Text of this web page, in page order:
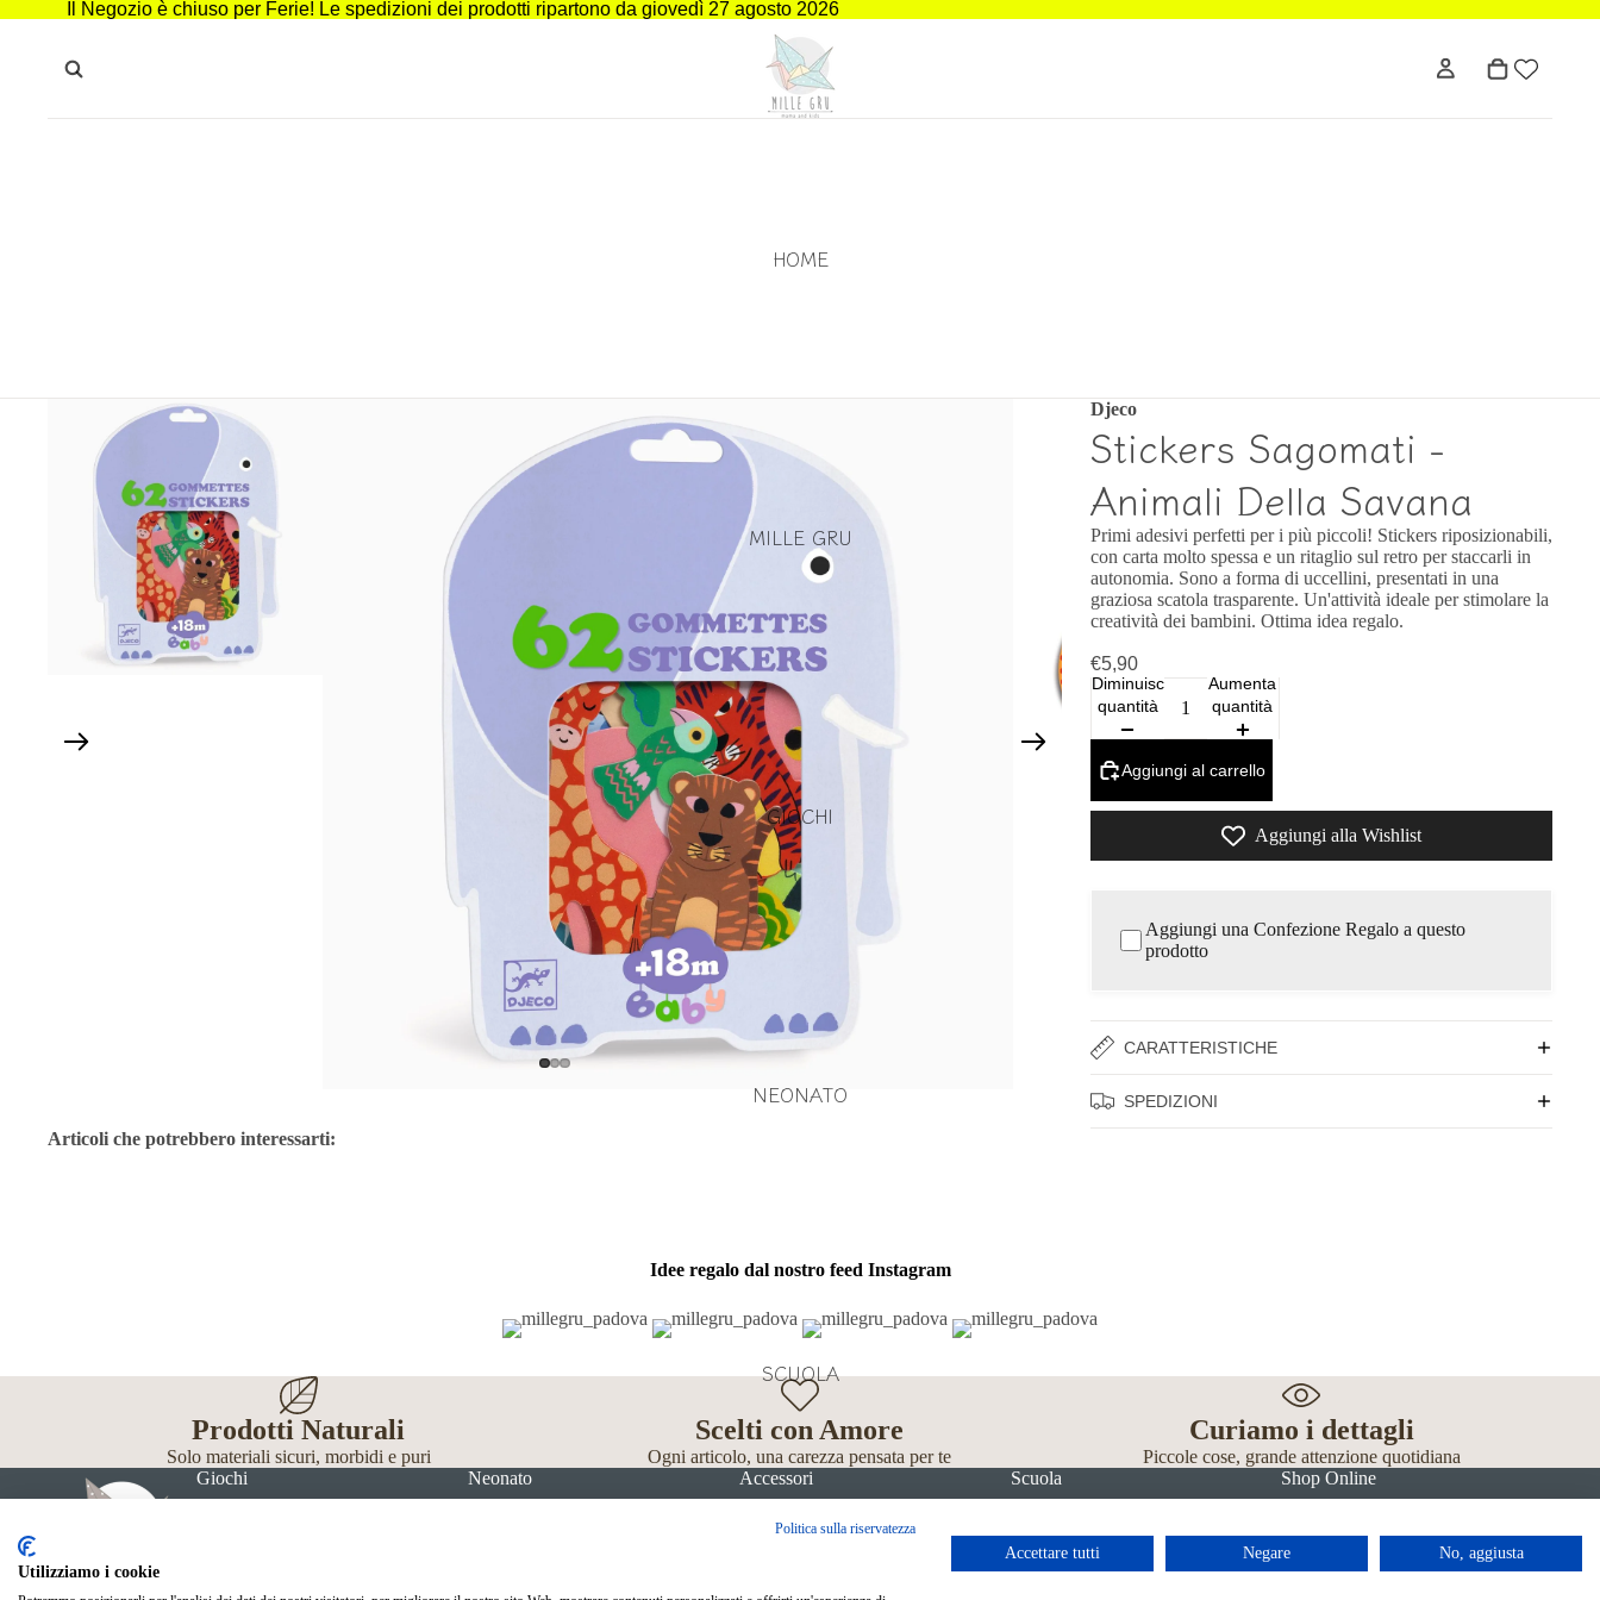
Il Negozio è chiuso per Ferie! Le spedizioni dei prodotti ripartono da giovedì 27 agosto 2026
HOME
MILLE GRU
GIOCHI
NEONATO
SCUOLA
Djeco
Stickers Sagomati -
Animali Della Savana
Primi adesivi perfetti per i più piccoli! Stickers riposizionabili,
con carta molto spessa e un ritaglio sul retro per staccarli in
autonomia. Sono a forma di uccellini, presentati in una
graziosa scatola trasparente. Un'attività ideale per stimolare la
creatività dei bambini. Ottima idea regalo.
€5,90
Diminuisci
quantità
Aumenta
quantità
Aggiungi al carrello
Aggiungi alla Wishlist
Aggiungi una Confezione Regalo a questo
prodotto
CARATTERISTICHE
SPEDIZIONI
Articoli che potrebbero interessarti:
Idee regalo dal nostro feed Instagram
Prodotti Naturali
Solo materiali sicuri, morbidi e puri
Scelti con Amore
Ogni articolo, una carezza pensata per te
Curiamo i dettagli
Piccole cose, grande attenzione quotidiana
Giochi
Neonato Accessori Scuola Shop Online
Politica sulla riservatezza
Utilizziamo i cookie
Accettare tutti Negare No, aggiusta